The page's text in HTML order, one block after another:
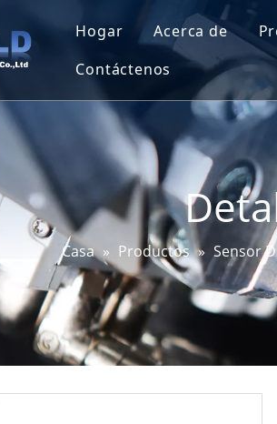
Hogar Acerca de
Perfil de Go-
I + D
Prueba y
Contáctenos
Casa » Productos » Sensor